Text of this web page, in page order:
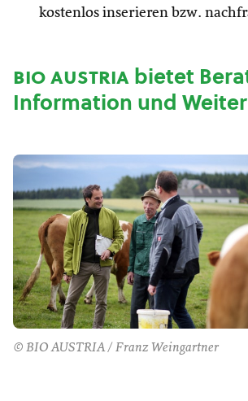
kostenlos inserieren bzw.
bio austriabietet
Information und
© BIO AUSTRIA / Franz Weingartner